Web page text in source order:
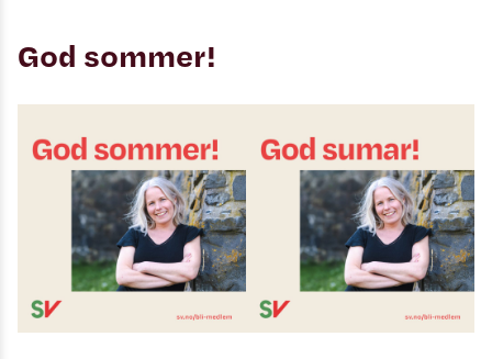
God sommer!